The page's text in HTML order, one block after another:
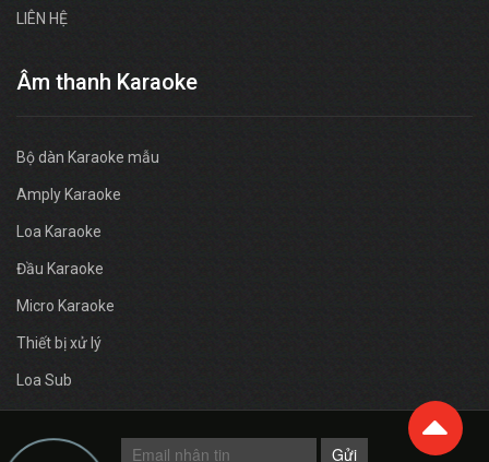
LIÊN HỆ
Âm thanh Karaoke
Bộ dàn Karaoke mẫu
Amply Karaoke
Loa Karaoke
Đầu Karaoke
Micro Karaoke
Thiết bị xử lý
Loa Sub
Gửi